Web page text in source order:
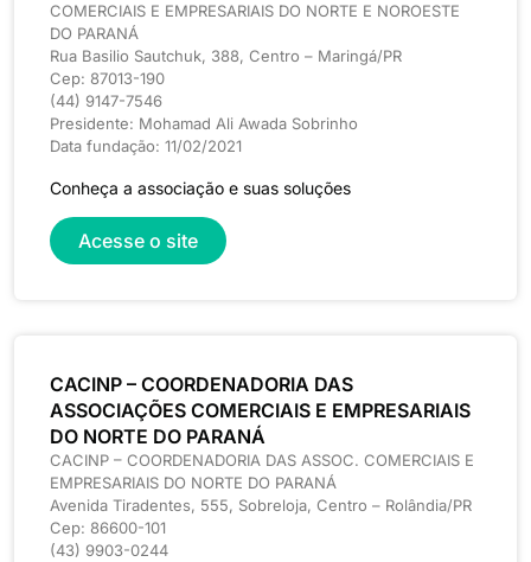
COMERCIAIS E EMPRESARIAIS DO NORTE E NOROESTE
DO PARANÁ
Rua Basilio Sautchuk, 388, Centro – Maringá/PR
Cep: 87013-190
(44) 9147-7546
Presidente: Mohamad Ali Awada Sobrinho
Data fundação: 11/02/2021
Conheça a associação e suas soluções
Acesse o site
CACINP – COORDENADORIA DAS
ASSOCIAÇÕES COMERCIAIS E EMPRESARIAIS
DO NORTE DO PARANÁ
CACINP – COORDENADORIA DAS ASSOC. COMERCIAIS E
EMPRESARIAIS DO NORTE DO PARANÁ
Avenida Tiradentes, 555, Sobreloja, Centro – Rolândia/PR
Cep: 86600-101
(43) 9903-0244